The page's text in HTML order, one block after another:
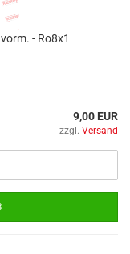
- Ro8x1
9,00 EUR
zzgl. Versand